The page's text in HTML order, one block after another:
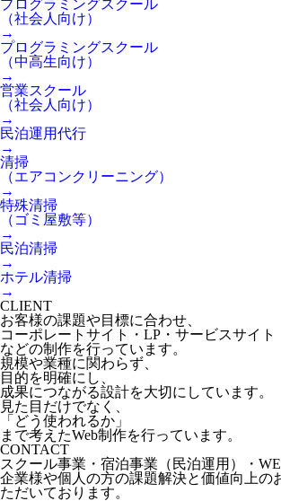
プログラミングスクール
（社会人向け）
→
プログラミングスクール
（中高生向け）
→
営業スクール
（社会人向け）
→
民泊運用代行
→
清掃
（エアコンクリーニング）
→
特殊清掃
（ゴミ屋敷等）
→
民泊清掃
→
ホテル清掃
→
CLIENT
お客様の課題や目標に合わせ、
コーポレートサイト・LP・サービスサイト
などの制作を行っています。
規模や業種に関わらず、
目的を明確にし、
成果につながる設計を大切にしています。
見た目だけでなく、
「どう使われるか」
まで考えたWeb制作を行っています。
CONTACT
スクール事業・宿泊事業（民泊運用）・
企業様や個人の方の課題解決と価値向上の
ただいております。